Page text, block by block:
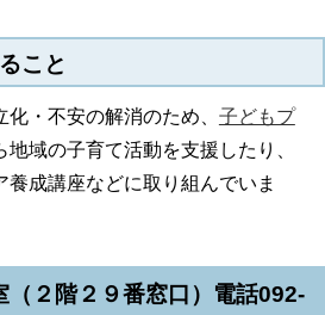
こと
化・不安の解消のため、 子どもプ
地域の子育て活動を支援したり、
養成講座などに取り組んでいま
（２階２９番窓口）電話092-